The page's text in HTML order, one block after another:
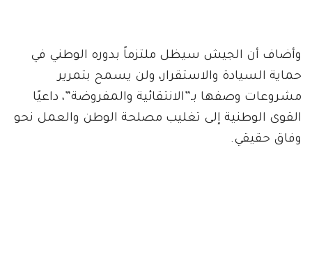
وأضاف أن الجيش سيظل ملتزماً بدوره الوطني في
حماية السيادة والاستقرار، ولن يسمح بتمرير
مشروعات وصفها بـ”الانتقائية والمفروضة”، داعيًا
القوى الوطنية إلى تغليب مصلحة الوطن والعمل نحو
وفاق حقيقي.